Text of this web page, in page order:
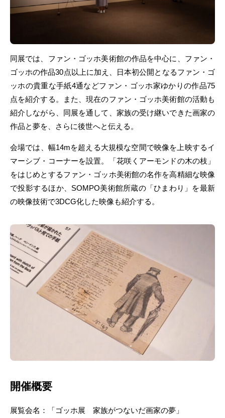
同展では、ファン・ゴッホ美術館の作品を中心に、ファン・
ゴッホの作品30点以上に加え、日本初公開となるファン・ゴ
ッホの貴重な手紙4通などファン・ゴッホ家ゆかりの作品75
点を紹介する。また、現在のファン・ゴッホ美術館の活動も
紹介しながら、同展を通して、家族の受け継いできた画家の
作品と夢を、さらに後世へと伝える。
会場では、幅14mを超える大規模な空間で映像を上映するイ
マーシブ・コーナーを設置。「花咲くアーモンドの木の枝」
をはじめとするファン・ゴッホ美術館の名作を高精細な映像
で投影するほか、SOMPO美術館所蔵の「ひまわり」を最新
の映像技術で3DCG化した映像も紹介する。
開催概要
展覧会名：「ゴッホ展 家族がつないだ画家の夢」